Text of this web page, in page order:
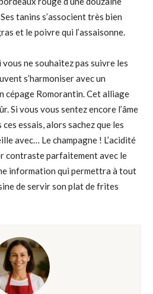
tanins s’associent très bien
et le poivre qui l’assaisonne.
ne souhaitez pas suivre les
s’harmoniser avec un
cépage Romorantin. Cet alliage
Si vous vous sentez encore l’âme
essais, alors sachez que les
avec… Le champagne ! L’acidité
contraste parfaitement avec le
information qui permettra à tout
de servir son plat de frites